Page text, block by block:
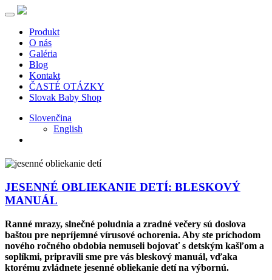
Produkt
O nás
Galéria
Blog
Kontakt
ČASTÉ OTÁZKY
Slovak Baby Shop
Slovenčina
English
JESENNÉ OBLIEKANIE DETÍ: BLESKOVÝ
MANUÁL
Ranné mrazy, slnečné poludnia a zradné večery sú doslova
baštou pre nepríjemné vírusové ochorenia. Aby ste príchodom
nového ročného obdobia nemuseli bojovať s detským kašľom a
soplíkmi, pripravili sme pre vás bleskový manuál, vďaka
ktorému zvládnete jesenné obliekanie detí na výbornú.